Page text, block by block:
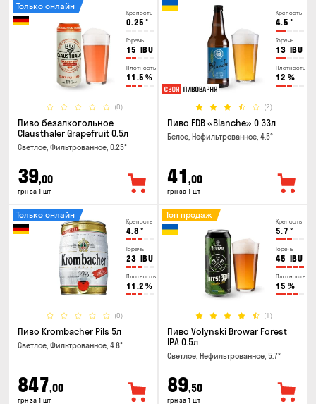
Крепость
0.25 °
Горечь
15 IBU
Плотность
11.5 %
(0)
Только онлайн
Пиво безалкогольное
Clausthaler Grapefruit 0.5л
Светлое, Фильтрованное, 0.25°
39,00
грн за 1 шт
Крепость
4.5 °
Горечь
13 IBU
Плотность
12 %
(2)
Пиво FDB «Blanche» 0.33л
Белое, Нефильтрованное, 4.5°
41 ,00
грн за 1 шт
Крепость
4.8 °
Горечь
23 IBU
Плотность
11.2 %
(0)
Только онлайн
Пиво Krombacher Pils 5л
Светлое, Фильтрованное, 4.8°
847,00
грн за 1 шт
Крепость
5.7 °
Горечь
45 IBU
Плотность
15 %
(1)
Топ продаж
Пиво Volynski Browar Forest
IPA 0.5л
Светлое, Нефильтрованное, 5.7°
89,50
грн за 1 шт